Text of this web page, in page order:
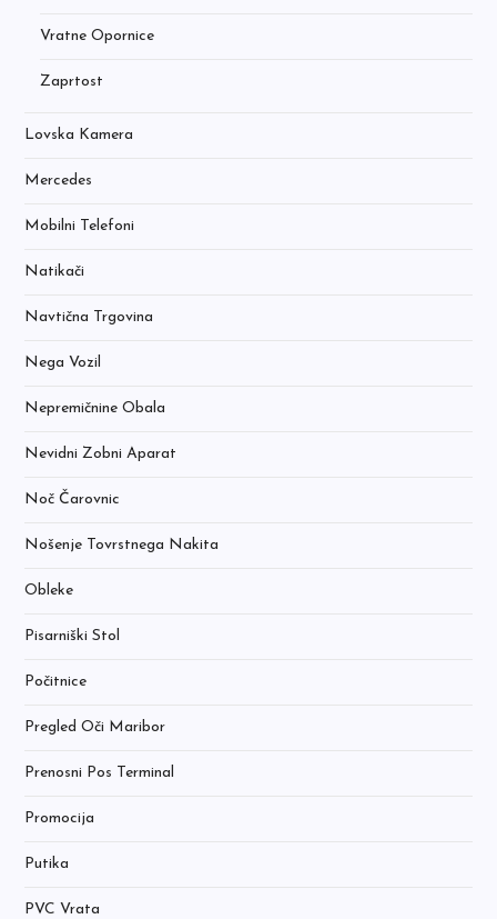
Vratne Opornice
Zaprtost
Lovska Kamera
Mercedes
Mobilni Telefoni
Natikači
Navtična Trgovina
Nega Vozil
Nepremičnine Obala
Nevidni Zobni Aparat
Noč Čarovnic
Nošenje Tovrstnega Nakita
Obleke
Pisarniški Stol
Počitnice
Pregled Oči Maribor
Prenosni Pos Terminal
Promocija
Putika
PVC Vrata